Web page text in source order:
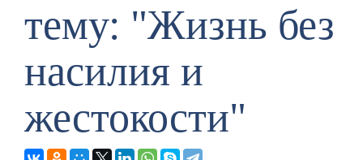
тему: "Жизнь без
насилия и
жестокости"